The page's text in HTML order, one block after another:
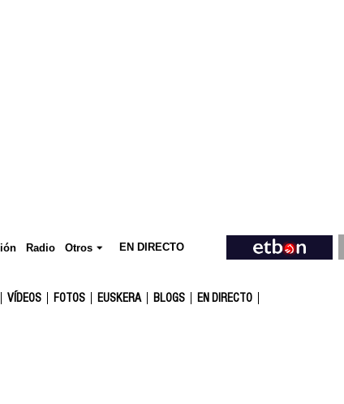
Radio Otros EN DIRECTO
VÍDEOS FOTOS EUSKERA BLOGS EN DIRECTO